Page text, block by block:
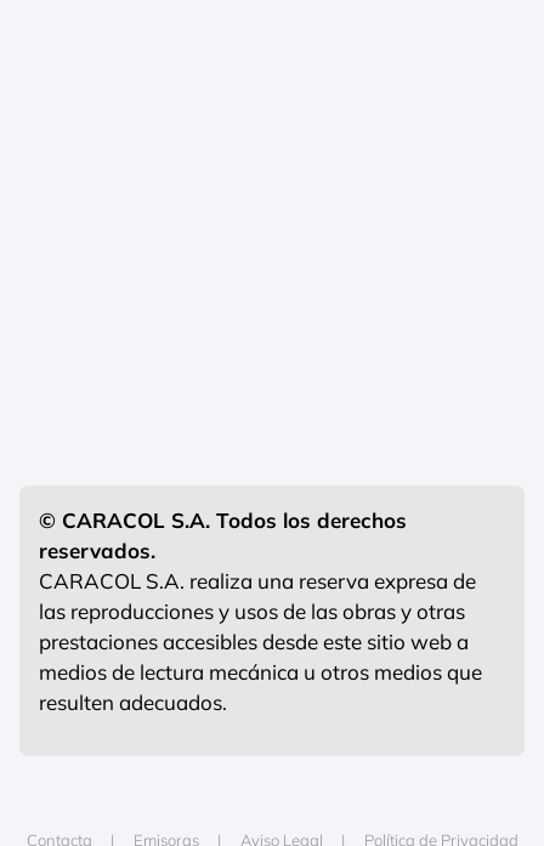
© CARACOL S.A. Todos los derechos
reservados.
CARACOL S.A. realiza una reserva expresa de
las reproducciones y usos de las obras y otras
prestaciones accesibles desde este sitio web a
medios de lectura mecánica u otros medios que
resulten adecuados.
Contacta Emisoras Aviso Legal Política de Privacidad